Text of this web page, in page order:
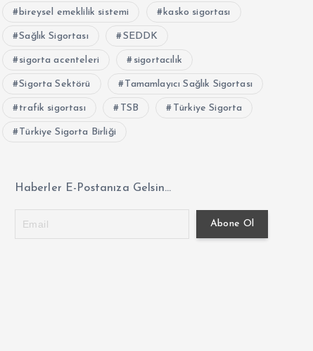
bireysel emeklilik sistemi kasko sigortası
Sağlık Sigortası SEDDK
sigorta acenteleri sigortacılık
Sigorta Sektörü Tamamlayıcı Sağlık Sigortası
trafik sigortası TSB Türkiye Sigorta
Türkiye Sigorta Birliği
Haberler E-Postanıza Gelsin...